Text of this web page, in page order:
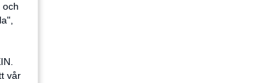
och
vår